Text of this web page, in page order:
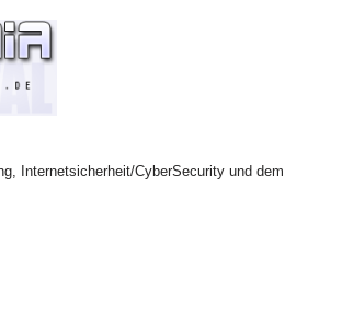
Internetsicherheit/CyberSecurity und dem